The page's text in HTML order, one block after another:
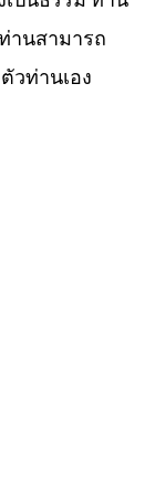
านสามารถ
วท่านเอง